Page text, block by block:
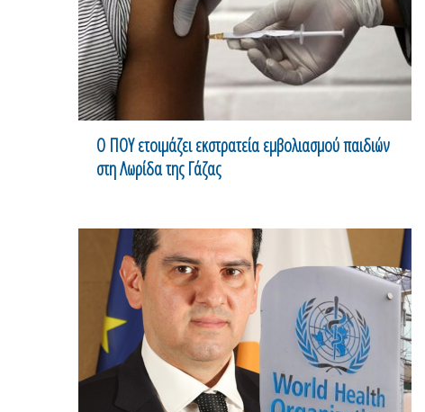
Ο ΠΟΥ ετοιμάζει εκστρατεία εμβολιασμού παιδιών
στη Λωρίδα της Γάζας